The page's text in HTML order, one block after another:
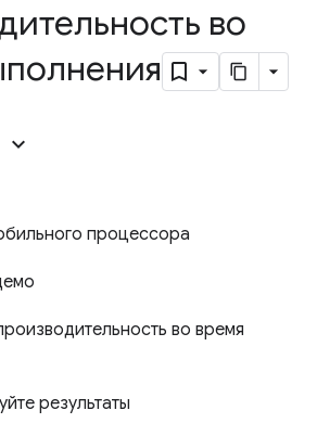
во
процессора
во время
результаты